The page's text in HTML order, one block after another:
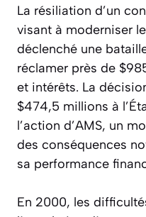
La résiliation d’un
visant à moderniser
déclenché une
réclamer près de
et intérêts. La
$474,5 millions à
l’action d’AMS, un
des conséquences
sa performance
En 2000, les